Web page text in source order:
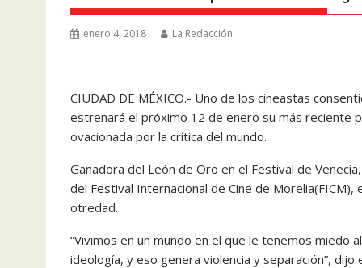
enero 4, 2018 La Redacción
CIUDAD DE MÉXICO.- Uno de los cineastas
estrenará el próximo 12 de enero su más reciente
ovacionada por la crítica del mundo.
Ganadora del León de Oro en el Festival de
del Festival Internacional de Cine de
otredad.
“Vivimos en un mundo en el que le tenemos
ideología, y eso genera violencia y separación”,